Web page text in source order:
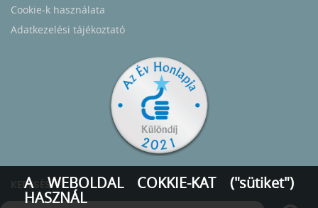
Cookie-k használata
Adatkezelési tájékoztató
KERESÉS
A WEBOLDAL COKKIE-KAT ("sütiket")
HASZNÁL